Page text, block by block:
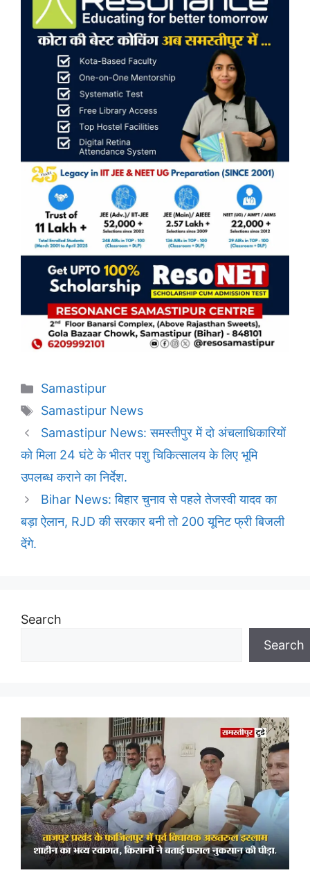
Categories
Samastipur
Tags
Samastipur News
Samastipur News: समस्तीपुर में दो अंचलाधिकारियों
को मिला 24 घंटे के भीतर पशु चिकित्सालय के लिए भूमि
उपलब्ध कराने का निर्देश.
Bihar News: बिहार चुनाव से पहले तेजस्वी यादव का
बड़ा ऐलान, RJD की सरकार बनी तो 200 यूनिट फ्री बिजली
देंगे.
Search
Search